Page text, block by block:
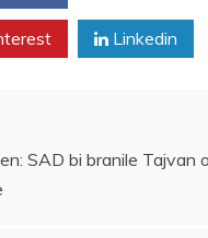
Linkedin
SAD bi branile Tajvan